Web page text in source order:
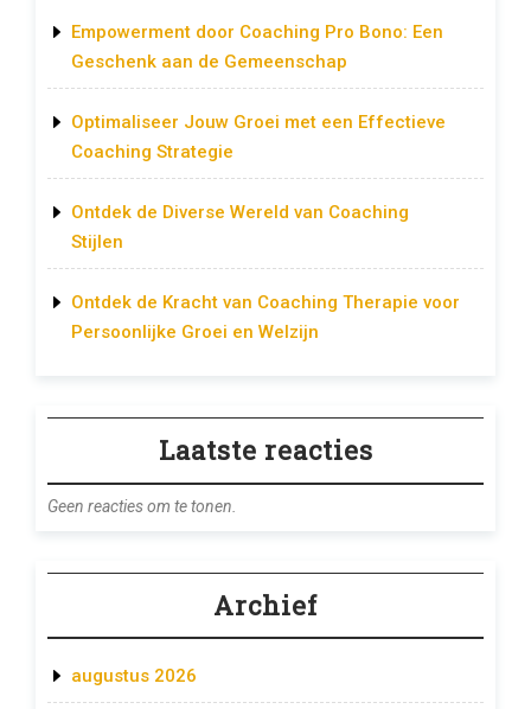
Empowerment door Coaching Pro Bono: Een
Geschenk aan de Gemeenschap
Optimaliseer Jouw Groei met een Effectieve
Coaching Strategie
Ontdek de Diverse Wereld van Coaching
Stijlen
Ontdek de Kracht van Coaching Therapie voor
Persoonlijke Groei en Welzijn
Laatste reacties
Geen reacties om te tonen.
Archief
augustus 2026